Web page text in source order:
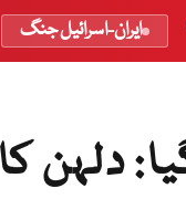
ایران-اسرائیل جنگ
دلہن